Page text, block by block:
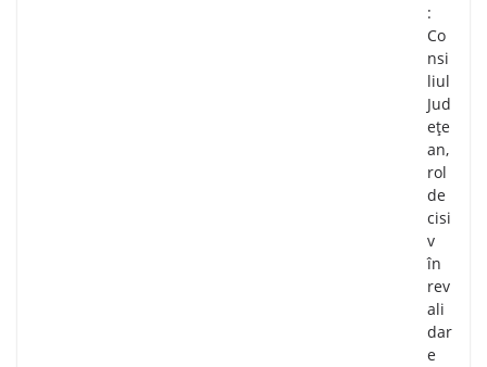
:
Co
nsi
liul
Jud
ețe
an,
rol
de
cisi
v
în
rev
ali
dar
e